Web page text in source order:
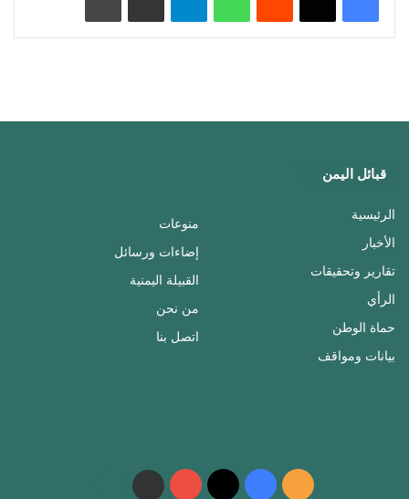
قبائل اليمن
الرئيسية
الأخبار
تقارير وتحقيقات
الرأي
حماة الوطن
بيانات ومواقف
منوعات
إضاءات ورسائل
القبيلة اليمنية
من نحن
اتصل بنا
ملخص فيسبوك ‫X
‫YouTubeواتساب